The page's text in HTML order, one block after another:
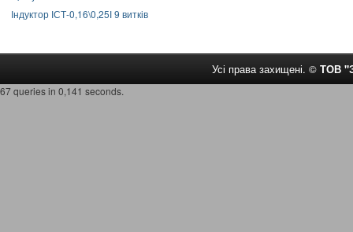
Індуктор ІСТ-0,16\0,25І 9 витків
Усі права захищені. © ТОВ
67 queries in 0,141 seconds.